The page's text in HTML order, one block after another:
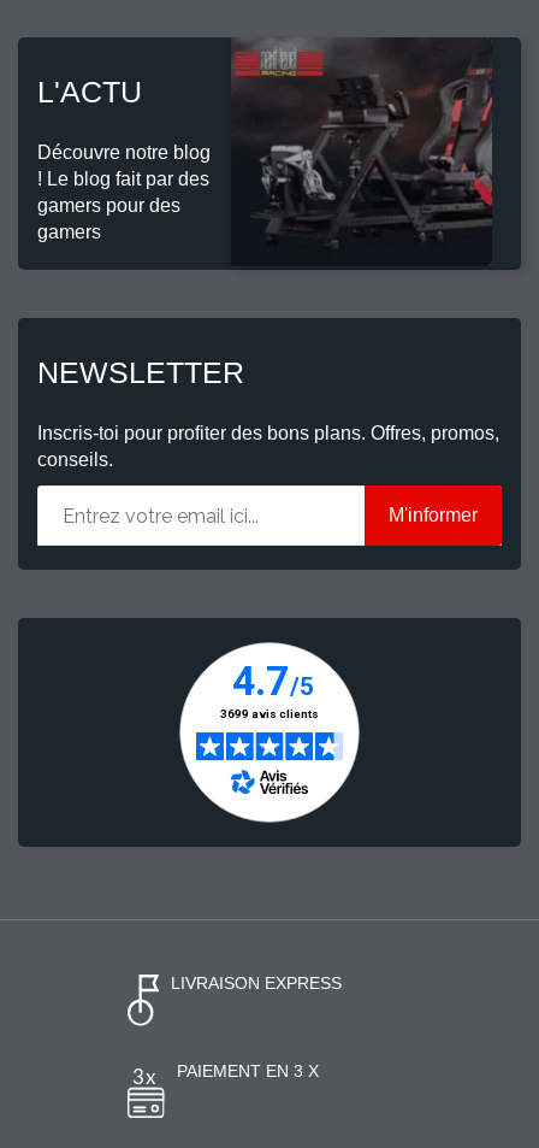
L'ACTU
Découvre notre blog
! Le blog fait par des
gamers pour des
gamers
NEWSLETTER
Inscris-toi pour profiter des bons plans. Offres, promos,
conseils.
M'informer
LIVRAISON EXPRESS
PAIEMENT EN 3 X